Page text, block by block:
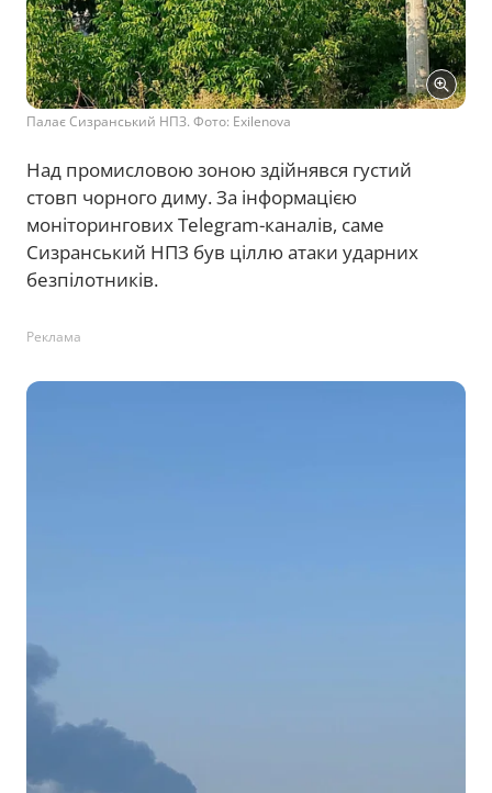
Палає Сизранський НПЗ. Фото: Exilenova
Над промисловою зоною здійнявся густий
стовп чорного диму. За інформацією
моніторингових Telegram-каналів, саме
Сизранський НПЗ був ціллю атаки ударних
безпілотників.
Реклама